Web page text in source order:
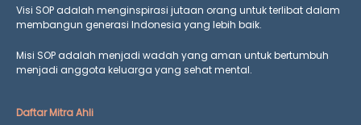
Visi SOP adalah menginspirasi jutaan orang untuk terlibat dalam
membangun generasi Indonesia yang lebih baik.
Misi SOP adalah menjadi wadah yang aman untuk bertumbuh
menjadi anggota keluarga yang sehat mental.
Daftar Mitra Ahli